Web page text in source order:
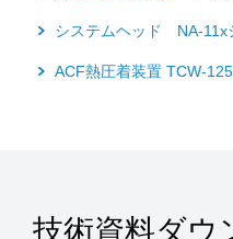
システムヘッド NA-11x
ACF熱圧着装置 TCW-
技術資料ダウ